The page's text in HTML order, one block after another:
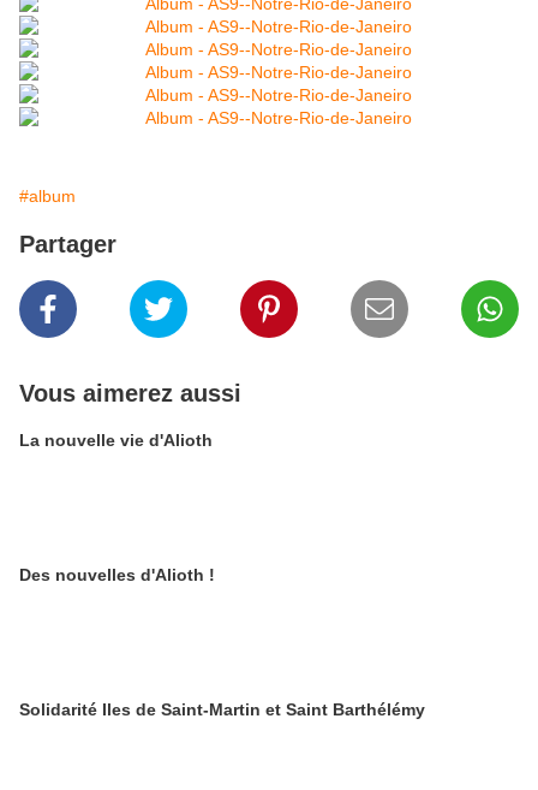
#album
Partager
Vous aimerez aussi
La nouvelle vie d'Alioth
Des nouvelles d'Alioth !
Solidarité Iles de Saint-Martin et Saint Barthélémy